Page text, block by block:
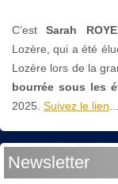
C’estSarah
Lozère, qui a été
Lozère lors de la
bourrée sous les
2025. Suivez le lien
Newsletter